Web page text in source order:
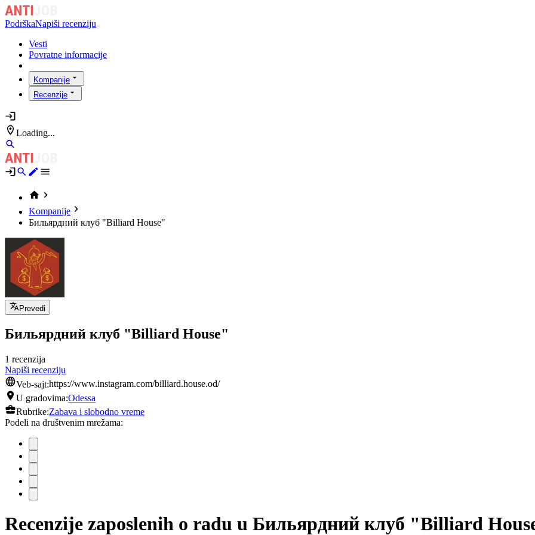
PodrškaNapiši recenziju
Vesti
Povratne informacije
Kompanije
Recenzije
Loading...
Kompanije
Бильярдний клуб "Billiard House"
Prevedi
Бильярдний клуб "Billiard House"
1 recenzija
Napiši recenziju
Veb-sajt:https://www.instagram.com/billiard.house.od/
U gradovima:Odessa
Rubrike:Zabava i slobodno vreme
Podeli na društvenim mrežama:
Recenzije zaposlenih o radu u Бильярдний клуб "Billiard